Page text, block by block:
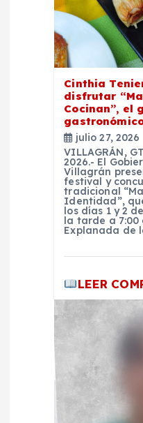
Cinthia
disfrutar
Cocinan”, el
julio 27, 2026
VILLAGRÁN,
2026.- El
Villagrán
festival y
tradicional
Identidad”,
los días 1 y 2
la tarde a 7:00
Explanada de
LEER